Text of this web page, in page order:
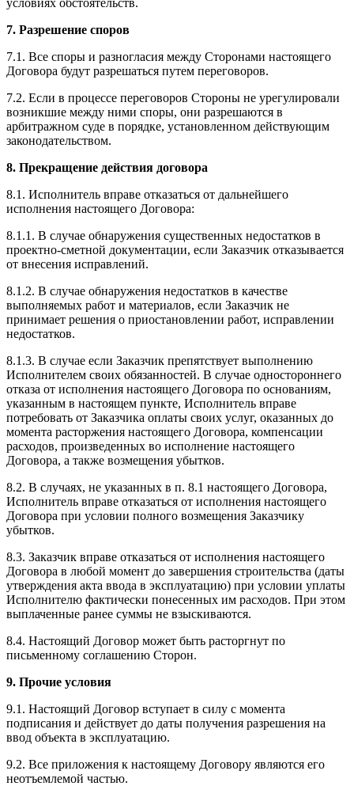
7. Разрешение споров
7.1. Все споры и разногласия между Сторонами настоящего
Договора будут разрешаться путем переговоров.
7.2. Если в процессе переговоров Стороны не урегулировали
возникшие между ними споры, они разрешаются в
арбитражном суде в порядке, установленном действующим
законодательством.
8. Прекращение действия договора
8.1. Исполнитель вправе отказаться от дальнейшего
исполнения настоящего Договора:
8.1.1. В случае обнаружения существенных недостатков в
проектно-сметной документации, если Заказчик отказывается
от внесения исправлений.
8.1.2. В случае обнаружения недостатков в качестве
выполняемых работ и материалов, если Заказчик не
принимает решения о приостановлении работ, исправлении
недостатков.
8.1.3. В случае если Заказчик препятствует выполнению
Исполнителем своих обязанностей. В случае одностороннего
отказа от исполнения настоящего Договора по основаниям,
указанным в настоящем пункте, Исполнитель вправе
потребовать от Заказчика оплаты своих услуг, оказанных до
момента расторжения настоящего Договора, компенсации
расходов, произведенных во исполнение настоящего
Договора, а также возмещения убытков.
8.2. В случаях, не указанных в п. 8.1 настоящего Договора,
Исполнитель вправе отказаться от исполнения настоящего
Договора при условии полного возмещения Заказчику
убытков.
8.3. Заказчик вправе отказаться от исполнения настоящего
Договора в любой момент до завершения строительства (даты
утверждения акта ввода в эксплуатацию) при условии уплаты
Исполнителю фактически понесенных им расходов. При этом
выплаченные ранее суммы не взыскиваются.
8.4. Настоящий Договор может быть расторгнут по
письменному соглашению Сторон.
9. Прочие условия
9.1. Настоящий Договор вступает в силу с момента
подписания и действует до даты получения разрешения на
ввод объекта в эксплуатацию.
9.2. Все приложения к настоящему Договору являются его
неотъемлемой частью.